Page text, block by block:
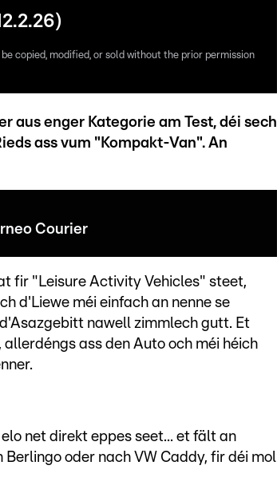
copied, modified, or sold without the prior permission
aus enger Kategorie am Test, déi sech
ass vum "Kompakt-Van". An
Courier
fir "Leisure Activity Vehicles" steet,
d'Liewe méi einfach an nenne se
nawell zimmlech gutt. Et
ass den Auto och méi héich
net direkt eppes seet... et fält an
Berlingo oder nach VW Caddy, fir déi mol